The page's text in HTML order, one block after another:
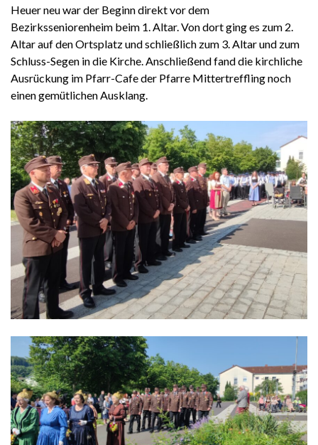
Heuer neu war der Beginn direkt vor dem
Bezirksseniorenheim beim 1. Altar. Von dort ging es zum 2.
Altar auf den Ortsplatz und schließlich zum 3. Altar und zum
Schluss-Segen in die Kirche. Anschließend fand die kirchliche
Ausrückung im Pfarr-Cafe der Pfarre Mittertreffling noch
einen gemütlichen Ausklang.